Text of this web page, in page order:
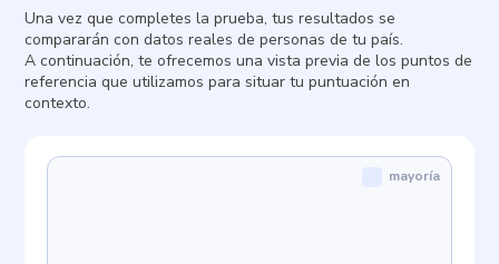
Una vez que completes la prueba, tus resultados se
compararán con datos reales de personas de tu país.
A continuación, te ofrecemos una vista previa de los puntos de
referencia que utilizamos para situar tu puntuación en
contexto.
mayoría